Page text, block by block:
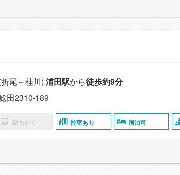
尾～桂川) 浦田駅から徒歩約9分
田2310-189
駅ちかく 控室あり 宿泊可